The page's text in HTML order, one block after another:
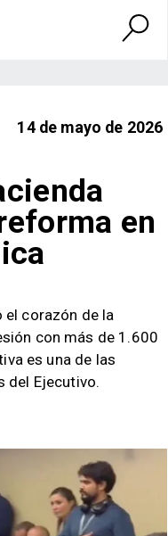
14 de mayo de 2026
en
el corazón de la
con más de 1.600
es una de las
del Ejecutivo.